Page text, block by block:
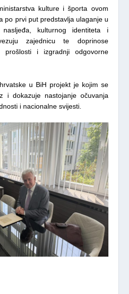
kulture i športa ovom
po prvi put predstavlja ulaganje u
nasljeđa, kulturnog identiteta i
zajednicu te doprinose
prošlosti i izgradnji odgovorne
u BiH projekt je kojim se
i dokazuje nastojanje očuvanja
i nacionalne svijesti.